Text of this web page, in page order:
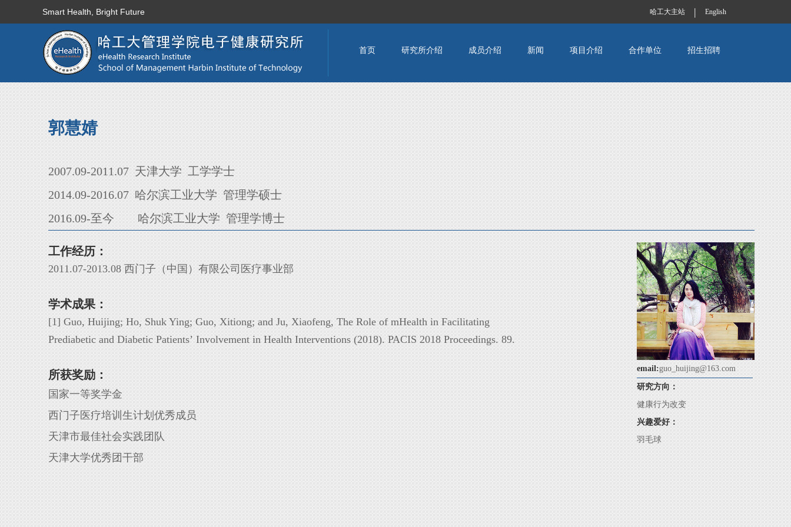
Smart Health, Bright Future English
|
哈工大主站
首页 研究所介绍 成员介绍 新闻 项目介绍 合作单位 招生招聘
郭慧婧
2007.09-2011.07 天津大学 工学学士
2014.09-2016.07 哈尔滨工业大学 管理学硕士
2016.09-至今 哈尔滨工业大学 管理学博士
工作经历：
2011.07-2013.08 西门子（中国）有限公司医疗事业部
学术成果：
[1] Guo, Huijing; Ho, Shuk Ying; Guo, Xitiong; and Ju, Xiaofeng, The Role of mHealth in Facilitating
Prediabetic and Diabetic Patients’ Involvement in Health Interventions (2018). PACIS 2018 Proceedings. 89.
所获奖励：
国家一等奖学金
西门子医疗培训生计划优秀成员
天津市最佳社会实践团队
天津大学优秀团干部
email:guo_huijing@163.com
研究方向：
健康行为改变
兴趣爱好：
羽毛球